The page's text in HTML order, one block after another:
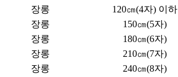
장롱
120㎝(4자) 이하
장롱
150㎝(5자)
장롱
180㎝(6자)
장롱
210㎝(7자)
장롱
240㎝(8자)